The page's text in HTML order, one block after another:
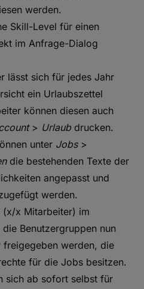
werden.
Skill-Level für einen
im Anfrage-Dialog
lässt sich für jedes Jahr
ein Urlaubszettel
können diesen auch
> Urlaubdrucken.
unter Jobs>
die bestehenden Texte der
angepasst und
werden.
(x/x Mitarbeiter) im
Benutzergruppen nun
werden, die
für die Jobs besitzen.
sich ab sofort selbst für